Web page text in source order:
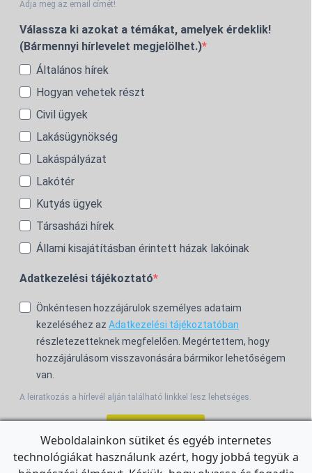
Adja meg az email címét!
Válassza ki azokat a témákat, amelyek érdeklik!
(Bármennyi hírlevelet megjelölhet.)
Általános hírek
Hogyan vehetek részt
Civil ügyek
Lakásügynökség
Lakáspályázat
Lakótér
Kutyás ügyek
Társasházi hírek
Állami kisajátításban érintett házak lakóinak
Adatkezelési tájékoztató
Önkéntesen hozzájárulok személyes adataim
kezeléséhez az Adatkezelési tájékoztatóban
részletezetteknek megfelelően. Megértettem, hogy
hozzájárulásom visszavonására bármikor lehetőségem
van.
A leiratkozás a hírlevél alján található linkkel lesz lehetséges.
For the English Newsletter, clickHERE.
Weboldalainkon sütiket és egyéb internetes
technológiákat használunk azért, hogy jobbá tegyük a